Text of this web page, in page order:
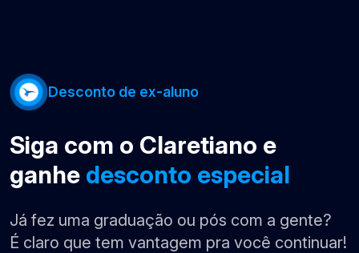
Desconto de ex-aluno
Siga com o Claretiano e
ganhe desconto especial
Já fez uma graduação ou pós com a gente?
É claro que tem vantagem pra você continuar!